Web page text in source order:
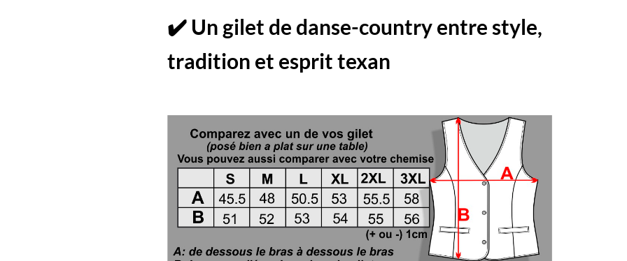
✔️ Un gilet de danse-country entre style,
tradition et esprit texan